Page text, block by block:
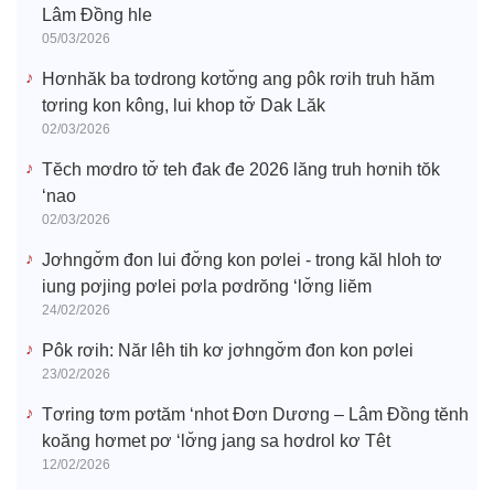
Lâm Đồng hle
05/03/2026
Hơnhăk ba tơdrong kơtơ̆ng ang pôk rơih truh hăm
tơring kon kông, lui khop tơ̆ Dak Lăk
02/03/2026
Tĕch mơdro tơ̆ teh đak đe 2026 lăng truh hơnih tŏk
‘nao
02/03/2026
Jơhngơ̆m đon lui đơ̆ng kon pơlei - trong kăl hloh tơ
iung pơjing pơlei pơla pơdrŏng ‘lơ̆ng liĕm
24/02/2026
Pôk rơih: Năr lêh tih kơ jơhngơ̆m đon kon pơlei
23/02/2026
Tơring tơm pơtăm ‘nhot Đơn Dương – Lâm Đồng tĕnh
koăng hơmet pơ ‘lơ̆ng jang sa hơdrol kơ Têt
12/02/2026